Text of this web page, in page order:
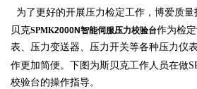
为了更好的开展压力检定工作，博爱质
贝克SPMK2000N智能伺服压力校验台作为检
表、压力变送器、压力开关等各种压力仪
作更加简便。下图为斯贝克工作人员在做
校验台的操作指导。